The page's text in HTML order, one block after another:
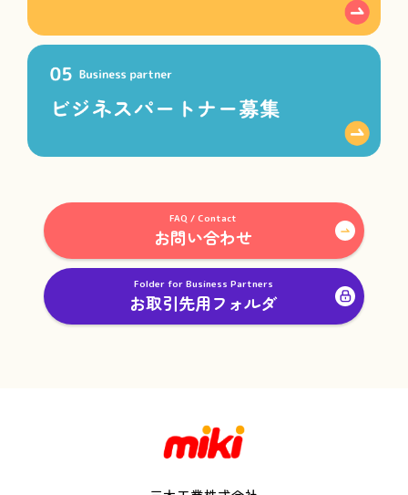
FAQ / Contact
お問い合わせ
Folder for Business Partners
お取引先用フォルダ